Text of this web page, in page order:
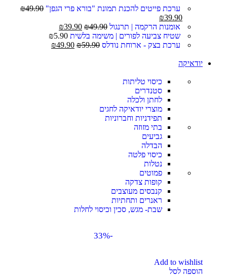
ערכת פייטים להכנת תמונת "בורא פרי הגפן" ₪49.90
₪39.90
אומנות הרקמה | תרנגול
₪49.90
₪39.90
שטיח צביעה לפורים | משימה בלשית
₪5.90
ערכת בצק - ארוחת נודלס
₪59.90
₪49.90
יודאיקה
כיסוי טליתות
סטנדרים
לחתן ולכלה
מוצרי יודאיקה לחגים
תפידניות וחברוניות
בתי מזוזה
גביעים
הבדלה
כיסוי פלטה
נטלות
פמוטים
קופות צדקה
קנבסים מעוצבים
ראנרים ותחתיות
שבת- מגש, סכין וכיסוי לחלות
-33%
Add to wishlist
הוספה לסל